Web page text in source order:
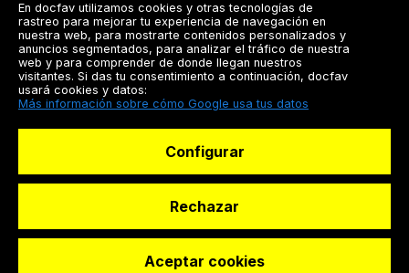
Registrarse
Docfav
© Dashboard Technologies S.L
En docfav utilizamos cookies y otras tecnologías de
rastreo para mejorar tu experiencia de navegación en
nuestra web, para mostrarte contenidos personalizados y
anuncios segmentados, para analizar el tráfico de nuestra
web y para comprender de donde llegan nuestros
visitantes. Si das tu consentimiento a continuación, docfav
usará cookies y datos:
Más información sobre cómo Google usa tus datos
Configurar
Rechazar
Aceptar cookies